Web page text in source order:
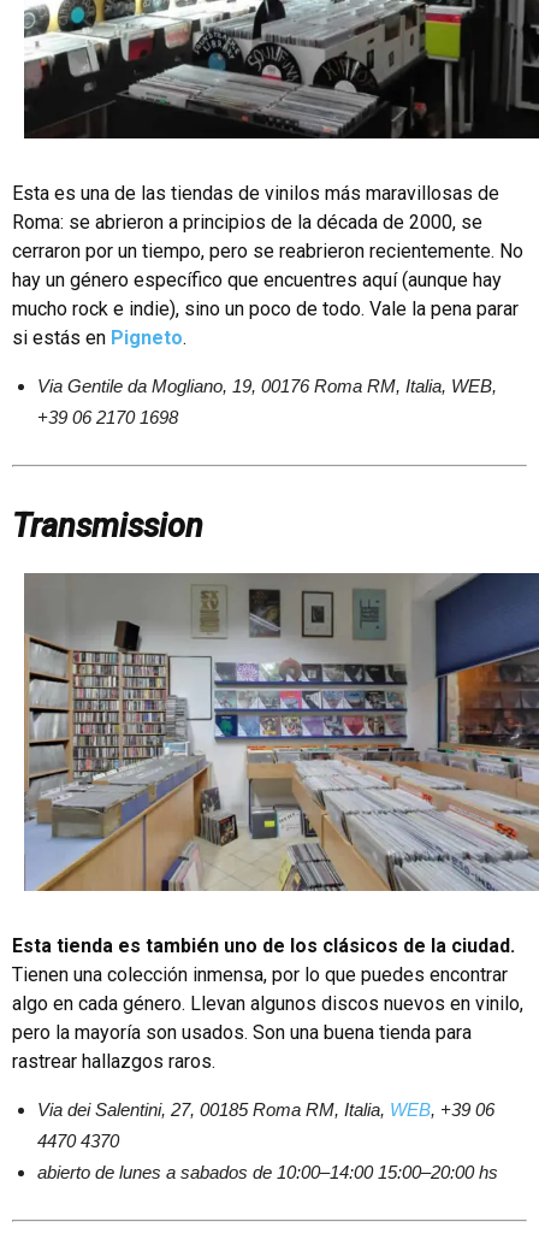
Esta es una de las tiendas de vinilos más maravillosas de
Roma: se abrieron a principios de la década de 2000, se
cerraron por un tiempo, pero se reabrieron recientemente. No
hay un género específico que encuentres aquí (aunque hay
mucho rock e indie), sino un poco de todo. Vale la pena parar
si estás en Pigneto.
Via Gentile da Mogliano, 19, 00176 Roma RM, Italia, WEB,
+39 06 2170 1698
Transmission
Esta tienda es también uno de los clásicos de la ciudad.
Tienen una colección inmensa, por lo que puedes encontrar
algo en cada género. Llevan algunos discos nuevos en vinilo,
pero la mayoría son usados. Son una buena tienda para
rastrear hallazgos raros.
Via dei Salentini, 27, 00185 Roma RM, Italia, WEB, +39 06
4470 4370
abierto de lunes a sabados de 10:00–14:00 15:00–20:00 hs